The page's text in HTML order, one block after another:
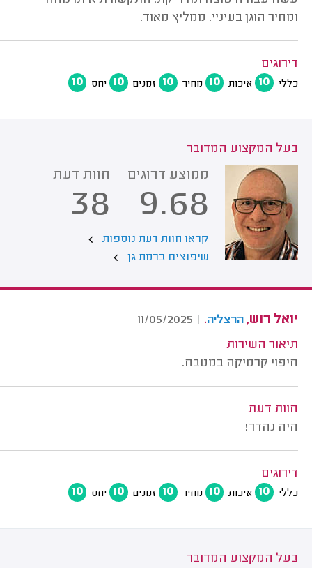
ומחיר הוגן בעיניי. ממליץ מאוד.
דירוגים
כללי 10 איכות 10 מחיר 10 זמנים 10 יחס 10
בעל המקצוע המדובר
ממוצע דרוגים
9.68
חוות דעת
38
קראו חוות דעת נוספות
שיפוצים ברמת גן
יואל רוש, הרצליה.
|
11/05/2025
תיאור השירות
חיפוי קרמיקה במטבח.
חוות דעת
היה נהדר!
דירוגים
כללי 10 איכות 10 מחיר 10 זמנים 10 יחס 10
בעל המקצוע המדובר